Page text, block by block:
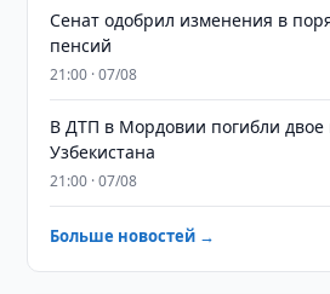
Сенат одобрил изменения в
пенсий
21:00 · 07/08
В ДТП в Мордовии погибли двое
Узбекистана
21:00 · 07/08
Больше новостей →